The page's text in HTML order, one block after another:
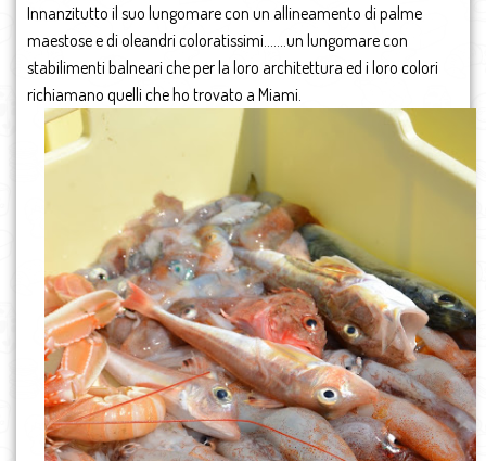
Innanzitutto il suo lungomare con un allineamento di palme
maestose e di oleandri coloratissimi…….un lungomare con
stabilimenti balneari che per la loro architettura ed i loro colori
richiamano quelli che ho trovato a Miami.